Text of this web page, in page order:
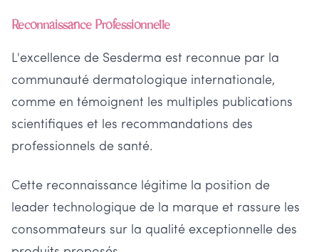
Reconnaissance Professionnelle
L'excellence de Sesderma est reconnue par la
communauté dermatologique internationale,
comme en témoignent les multiples publications
scientifiques et les recommandations des
professionnels de santé.
Cette reconnaissance légitime la position de
leader technologique de la marque et rassure les
consommateurs sur la qualité exceptionnelle des